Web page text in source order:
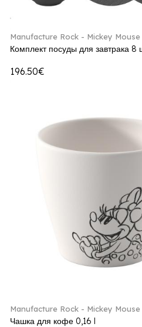
Manufacture Rock - Mickey Mouse
Комплект посуды для завтрака 8
196.50€
Manufacture Rock - Mickey Mouse
Чашка для кофе 0,16 l